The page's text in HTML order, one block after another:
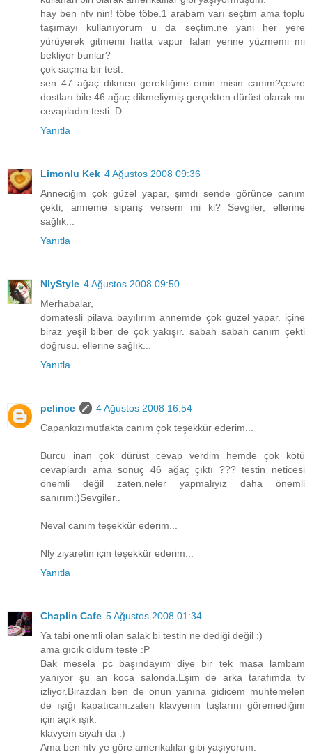
hay ben ntv nin! töbe töbe.1 arabam varı seçtim ama toplu
taşımayı kullanıyorum u da seçtim.ne yani her yere
yürüyerek gitmemi hatta vapur falan yerine yüzmemi mi
bekliyor bunlar?
çok saçma bir test.
sen 47 ağaç dikmen gerektiğine emin misin canım?çevre
dostları bile 46 ağaç dikmeliymiş.gerçekten dürüst olarak mı
cevapladın testi :D
Yanıtla
Limonlu Kek 4 Ağustos 2008 09:36
Anneciğim çok güzel yapar, şimdi sende görünce canım
çekti, anneme sipariş versem mi ki? Sevgiler, ellerine
sağlık...
Yanıtla
NlyStyle 4 Ağustos 2008 09:50
Merhabalar,
domatesli pilava bayılırım annemde çok güzel yapar. içine
biraz yeşil biber de çok yakışır. sabah sabah canım çekti
doğrusu. ellerine sağlık...
Yanıtla
pelince
4 Ağustos 2008 16:54
Capankızımutfakta canım çok teşekkür ederim...
Burcu inan çok dürüst cevap verdim hemde çok kötü
cevaplardı ama sonuç 46 ağaç çıktı ??? testin neticesi
önemli değil zaten,neler yapmalıyız daha önemli
sanırım:)Sevgiler..
Neval canım teşekkür ederim...
Nly ziyaretin için teşekkür ederim...
Yanıtla
Chaplin Cafe 5 Ağustos 2008 01:34
Ya tabi önemli olan salak bi testin ne dediği değil :)
ama gıcık oldum teste :P
Bak mesela pc başındayım diye bir tek masa lambam
yanıyor şu an koca salonda.Eşim de arka tarafımda tv
izliyor.Birazdan ben de onun yanına gidicem muhtemelen
de ışığı kapatıcam.zaten klavyenin tuşlarını göremediğim
için açık ışık.
klavyem siyah da :)
Ama ben ntv ye göre amerikalılar gibi yaşıyorum.